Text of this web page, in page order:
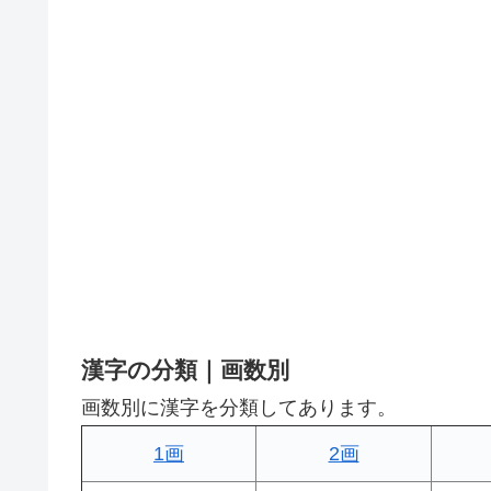
漢字の分類｜画数別
画数別に漢字を分類してあります。
1画 2画